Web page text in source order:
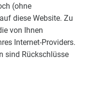
(ohne
diese Website. Zu
von Ihnen
Internet-Providers.
sind Rückschlüsse